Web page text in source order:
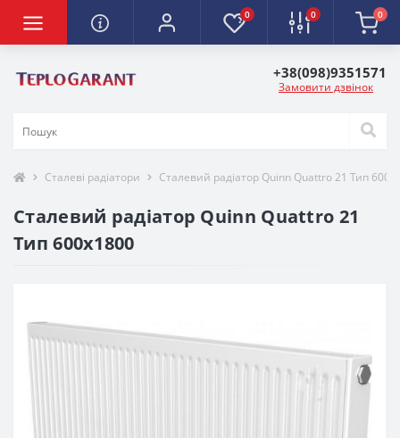
0 0 0
+38(098)9351571
Замовити дзвінок
Сталеві радіатори Сталевий радіатор Quinn Quattro 21 Тип
Сталевий радіатор Quinn Quattro 21
Тип 600х1800